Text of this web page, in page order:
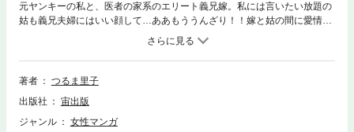
元ヤンキーの私と、医者の家系のエリート義兄嫁。私には言いたい放題の
姑も義兄夫婦にはいい顔して…ああもううんざり！！嫁と姑の間に愛情は
著者
つるま里子
出版社
宙出版
ジャンル
女性マンガ